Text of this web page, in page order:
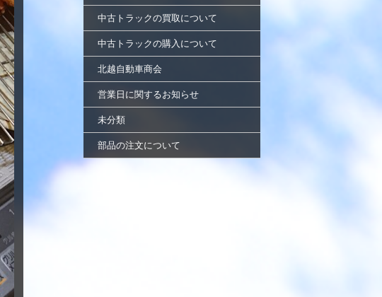
中古トラックの買取について
中古トラックの購入について
北越自動車商会
営業日に関するお知らせ
未分類
部品の注文について